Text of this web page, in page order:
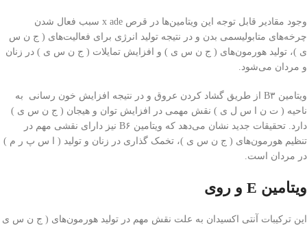
وجود مقادیر قابل توجه این ویتامین‌ها در قرص x ade سبب فعال شدن
چرخه‌های متابولیسمی بدن و در نتیجه تولید انرژی برای فعالیت‌های ( ج ن س
ی )، تولید هورمون‌های ( ج ن س ی ) و افزایش تمایلات ( ج ن س ی ) در زنان
و مردان می‌شود.
ویتامین B۳ از طریق گشاد کردن عروق و در نتیجه افزایش خون رسانی به
ناحیه ( ت ن ا س ل ی ) نقش مهمی در افزایش توان و هیجان ( ج ن س ی )
دارد. تحقیقات جدید نشان می‌دهد که ویتامین B۶ نیز دارای نقشی مهم در
تنظیم هورمون‌های ( ج ن س ی )، تخمک گذاری در زنان و تولید ( ا س پ ر م )
در مردان است.
ویتامین E و روی
این ترکیبات آنتی اکسیدان به علت نقش مهم در تولید هورمون‌های ( ج ن س ی